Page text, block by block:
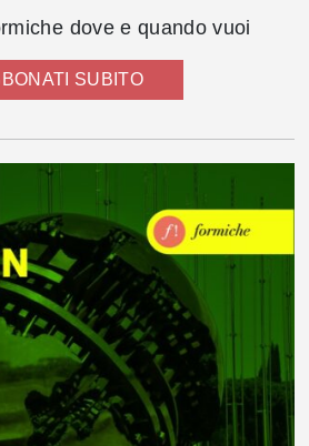
dove e quando vuoi
SUBITO